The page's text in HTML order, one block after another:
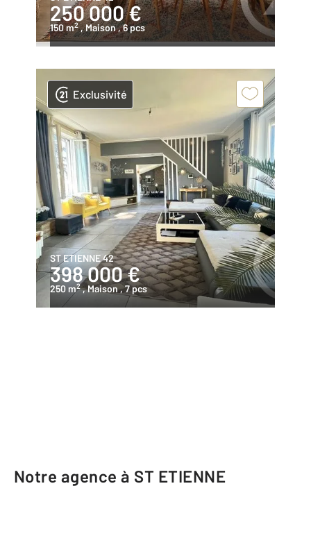
250 000 €
150 m2 , Maison, 6 pcs
Exclusivité
ST ETIENNE 42
398 000 €
250 m2 , Maison, 7 pcs
Notre agence à ST ETIENNE